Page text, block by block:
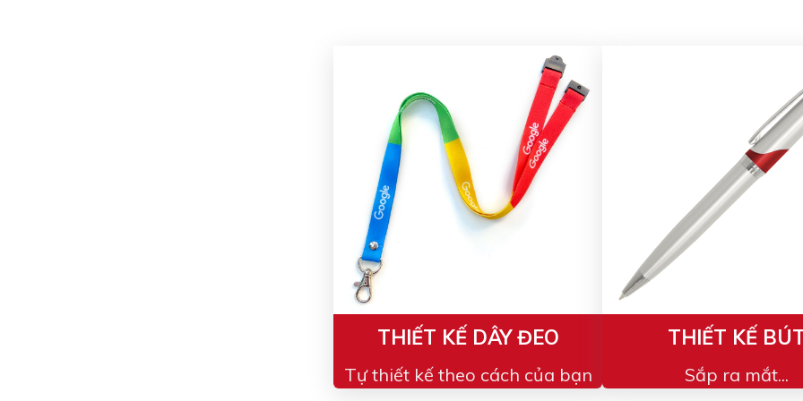
THIẾT KẾ DÂY ĐEO
Tự thiết kế theo cách của bạn
THIẾT KẾ
Sắp ra mắt...